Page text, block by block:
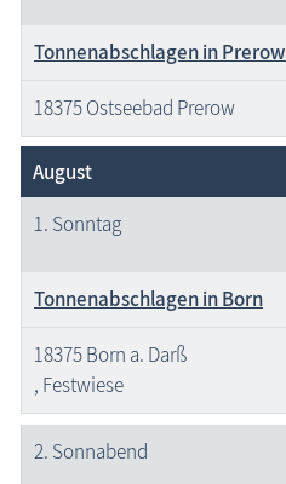
Tonnenabschlagen in Prerow
18375 Ostseebad Prerow
August
1. Sonntag
Tonnenabschlagen in Born
18375 Born a. Darß
, Festwiese
2. Sonnabend